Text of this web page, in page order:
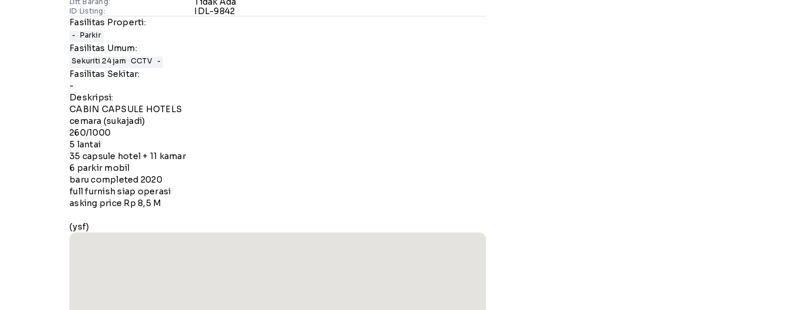
ID Listing:
IDL-9842
Fasilitas Properti:
- Parkir
Fasilitas Umum:
Sekuriti 24 jam CCTV -
Fasilitas Sekitar:
-
Deskripsi:
CABIN CAPSULE HOTELS
cemara (sukajadi)
260/1000
5 lantai
35 capsule hotel + 11 kamar
6 parkir mobil
baru completed 2020
full furnish siap operasi
asking price Rp 8,5 M
(ysf)